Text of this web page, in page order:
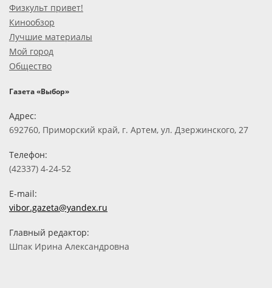
Физкульт привет!
Кинообзор
Лучшие материалы
Мой город
Общество
Газета «Выбор»
Адрес:
692760, Приморский край, г. Артем, ул. Дзержинского, 27
Телефон:
(42337) 4-24-52
E-mail:
vibor.gazeta@yandex.ru
Главный редактор:
Шпак Ирина Александровна